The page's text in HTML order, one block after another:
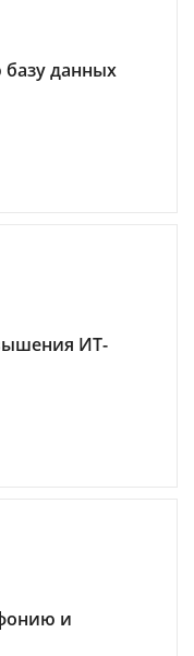
данных
ИТ-
и